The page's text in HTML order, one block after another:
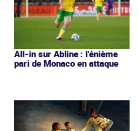
All-in sur Abline : l'énième
pari de Monaco en attaque